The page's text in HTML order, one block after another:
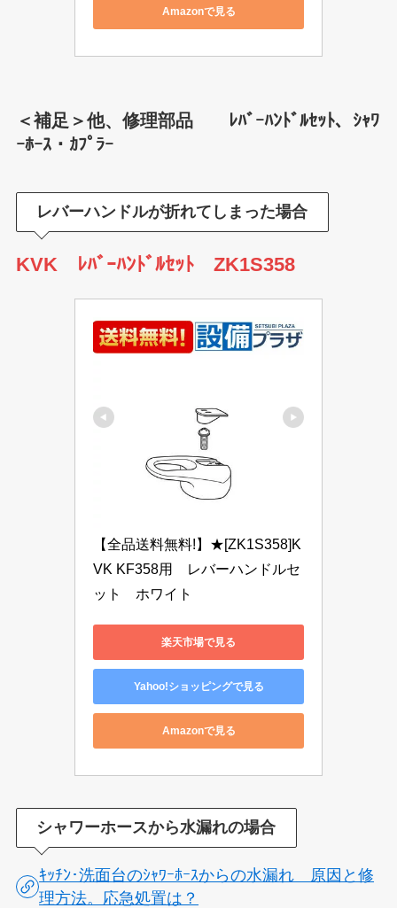
Amazonで見る
＜補足＞他、修理部品 ﾚﾊﾞｰﾊﾝﾄﾞﾙｾｯﾄ、ｼｬﾜ
ｰﾎｰｽ・ｶﾌﾟﾗｰ
レバーハンドルが折れてしまった場合
KVK ﾚﾊﾞｰﾊﾝﾄﾞﾙｾｯﾄ ZK1S358
【全品送料無料!】★[ZK1S358]K
VK KF358用　レバーハンドルセ
ット　ホワイト
楽天市場で見る
Yahoo!ショッピングで見る
Amazonで見る
シャワーホースから水漏れの場合
ｷｯﾁﾝ･洗面台のｼｬﾜｰﾎｰｽからの水漏れ 原因と修
理方法。応急処置は？